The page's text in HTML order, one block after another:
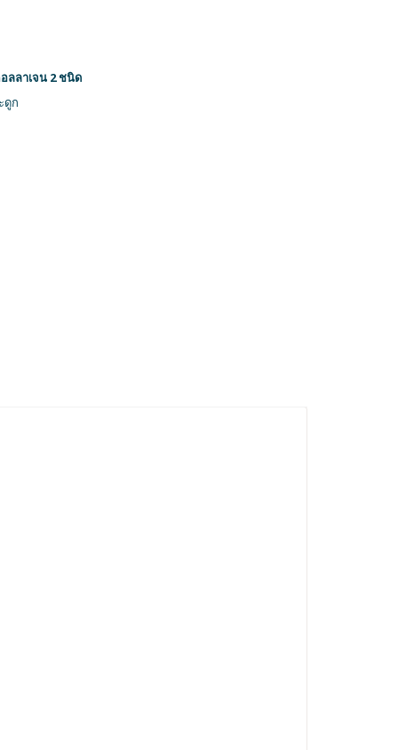
ลาเจน 2 ชนิด
ดูก